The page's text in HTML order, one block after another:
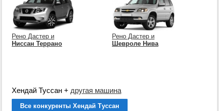
Рено Дастер и
Ниссан Террано
Рено Дастер и
Шевроле Нива
Хендай Туссан + другая машина
Все конкуренты Хендай Туссан